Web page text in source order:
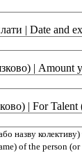
| Date and
| Amount
| For Talent
назву
of the person